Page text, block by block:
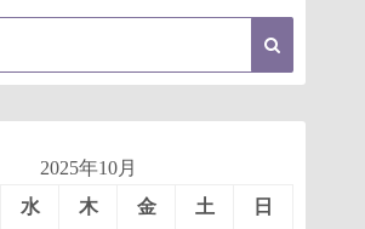
2025年10月
水 木 金 土 日